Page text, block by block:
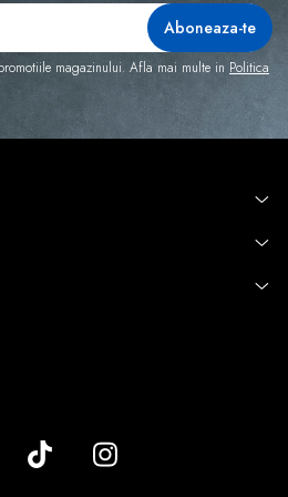
magazinului. Afla mai multe in Politica